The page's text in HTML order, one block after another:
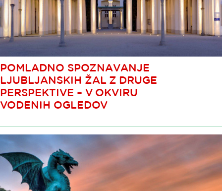
POMLADNO SPOZNAVANJE
LJUBLJANSKIH ŽAL Z DRUGE
PERSPEKTIVE – V OKVIRU
VODENIH OGLEDOV